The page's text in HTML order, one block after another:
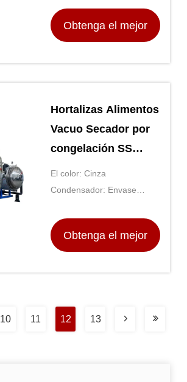
Obtenga el mejor
Hortalizas Alimentos
Vacuo Secador por
congelación SS
Equipo de secado
por congelación
El color: Cinza
Condensador: Envase
Obtenga el mejor
10 11 12 13